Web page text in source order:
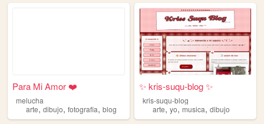
Para Mi Amor ❤️
melucha
arte, dibujo, fotografia, blog
✨ kris-suqu-blog ✨
kris-suqu-blog
arte,yo,musica,dibujo